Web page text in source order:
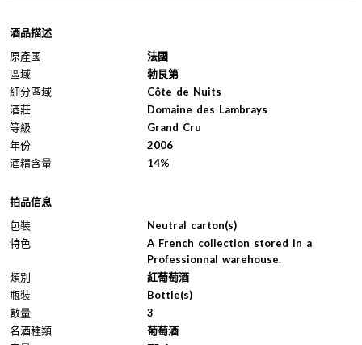
酒品描述
原產國
法國
區域
勃艮第
細分區域
Côte de Nuits
酒莊
Domaine des Lambrays
等級
Grand Cru
年份
2006
酒精含量
14%
拍品信息
包裝
Neutral carton(s)
特色
A French collection stored in a
Professionnal warehouse.
類別
紅葡萄酒
瓶裝
Bottle(s)
數量
3
名酒種類
葡萄酒